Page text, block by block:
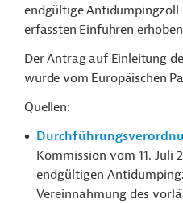
endgültige
erfassten Einfuhren
Der Antrag auf Einleitung
wurde vom Europäischen
Quellen:
Kommission vom 11. Juli
endgültigen
Vereinnahmung des